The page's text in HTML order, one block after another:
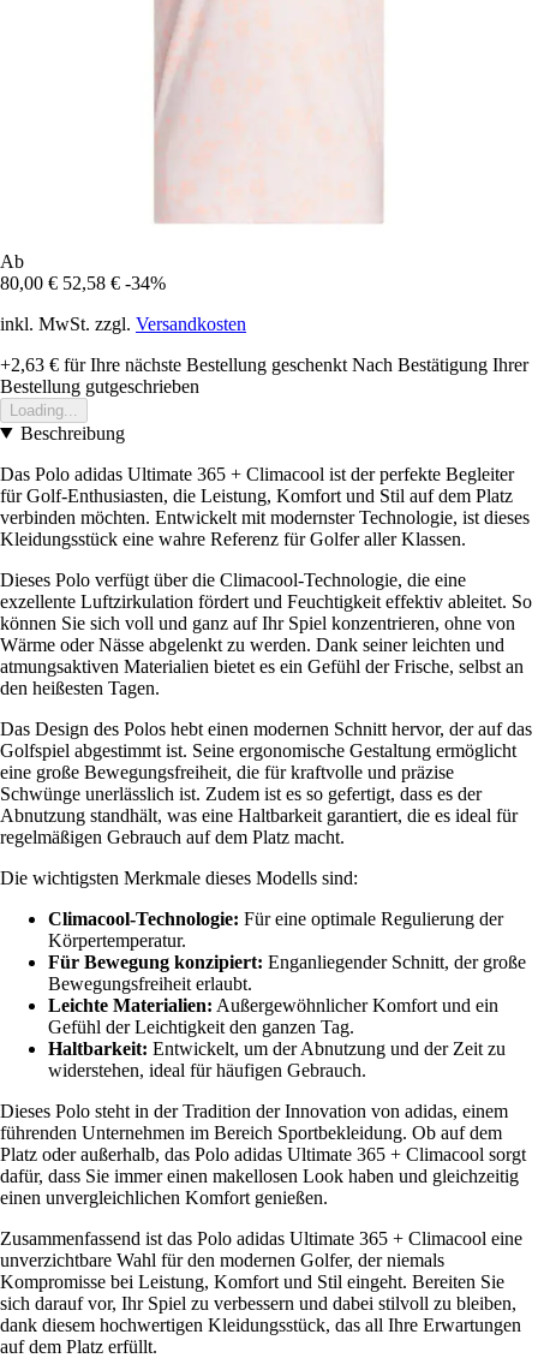
Ab
80,00 € 52,58 € -34%
inkl. MwSt. zzgl. Versandkosten
+2,63 € für Ihre nächste Bestellung geschenkt Nach Bestätigung Ihrer
Bestellung gutgeschrieben
Loading...
Beschreibung
Das Polo adidas Ultimate 365 + Climacool ist der perfekte Begleiter
für Golf-Enthusiasten, die Leistung, Komfort und Stil auf dem Platz
verbinden möchten. Entwickelt mit modernster Technologie, ist dieses
Kleidungsstück eine wahre Referenz für Golfer aller Klassen.
Dieses Polo verfügt über die Climacool-Technologie, die eine
exzellente Luftzirkulation fördert und Feuchtigkeit effektiv ableitet. So
können Sie sich voll und ganz auf Ihr Spiel konzentrieren, ohne von
Wärme oder Nässe abgelenkt zu werden. Dank seiner leichten und
atmungsaktiven Materialien bietet es ein Gefühl der Frische, selbst an
den heißesten Tagen.
Das Design des Polos hebt einen modernen Schnitt hervor, der auf das
Golfspiel abgestimmt ist. Seine ergonomische Gestaltung ermöglicht
eine große Bewegungsfreiheit, die für kraftvolle und präzise
Schwünge unerlässlich ist. Zudem ist es so gefertigt, dass es der
Abnutzung standhält, was eine Haltbarkeit garantiert, die es ideal für
regelmäßigen Gebrauch auf dem Platz macht.
Die wichtigsten Merkmale dieses Modells sind:
Climacool-Technologie: Für eine optimale Regulierung der
Körpertemperatur.
Für Bewegung konzipiert: Enganliegender Schnitt, der große
Bewegungsfreiheit erlaubt.
Leichte Materialien: Außergewöhnlicher Komfort und ein
Gefühl der Leichtigkeit den ganzen Tag.
Haltbarkeit: Entwickelt, um der Abnutzung und der Zeit zu
widerstehen, ideal für häufigen Gebrauch.
Dieses Polo steht in der Tradition der Innovation von adidas, einem
führenden Unternehmen im Bereich Sportbekleidung. Ob auf dem
Platz oder außerhalb, das Polo adidas Ultimate 365 + Climacool sorgt
dafür, dass Sie immer einen makellosen Look haben und gleichzeitig
einen unvergleichlichen Komfort genießen.
Zusammenfassend ist das Polo adidas Ultimate 365 + Climacool eine
unverzichtbare Wahl für den modernen Golfer, der niemals
Kompromisse bei Leistung, Komfort und Stil eingeht. Bereiten Sie
sich darauf vor, Ihr Spiel zu verbessern und dabei stilvoll zu bleiben,
dank diesem hochwertigen Kleidungsstück, das all Ihre Erwartungen
auf dem Platz erfüllt.